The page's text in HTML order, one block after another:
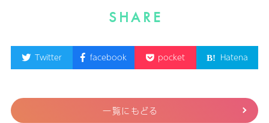
SHARE
Twitter facebook pocket Hatena
一覧にもどる